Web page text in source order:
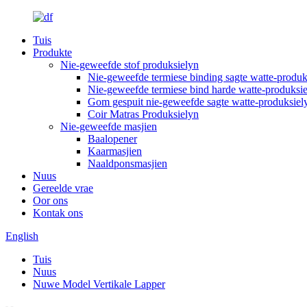
Tuis
Produkte
Nie-geweefde stof produksielyn
Nie-geweefde termiese binding sagte watte-
Nie-geweefde termiese bind harde watte-
Gom gespuit nie-geweefde sagte watte-
Coir Matras Produksielyn
Nie-geweefde masjien
Baalopener
Kaarmasjien
Naaldponsmasjien
Nuus
Gereelde vrae
Oor ons
Kontak ons
English
Tuis
Nuus
Nuwe Model Vertikale Lapper